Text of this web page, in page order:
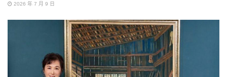
2026 年 7 月 9 日